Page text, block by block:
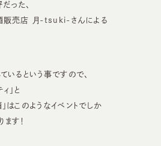
った、
販売店 月-tsuki-さんによる
るという事ですので、
」と
このようなイベントでしか
す！